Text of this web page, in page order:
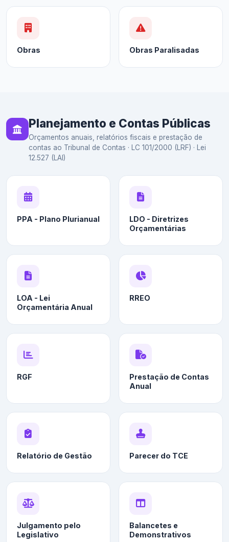
Obras Obras Paralisadas
Planejamento e Contas Públicas
Orçamentos anuais, relatórios fiscais e prestação de
contas ao Tribunal de Contas · LC 101/2000 (LRF) · Lei
12.527 (LAI)
PPA - Plano Plurianual
LDO - Diretrizes
Orçamentárias
LOA - Lei
Orçamentária Anual
RREO
RGF
Prestação de Contas
Anual
Relatório de Gestão Parecer do TCE
Julgamento pelo
Legislativo
Balancetes e
Demonstrativos